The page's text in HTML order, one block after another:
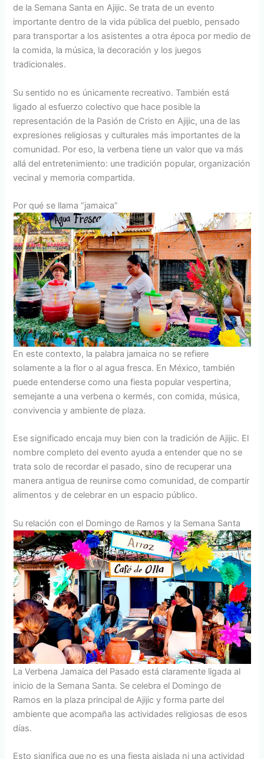
de la Semana Santa en Ajijic. Se trata de un evento
importante dentro de la vida pública del pueblo, pensado
para transportar a los asistentes a otra época por medio de
la comida, la música, la decoración y los juegos
tradicionales.
Su sentido no es únicamente recreativo. También está
ligado al esfuerzo colectivo que hace posible la
representación de la Pasión de Cristo en Ajijic, una de las
expresiones religiosas y culturales más importantes de la
comunidad. Por eso, la verbena tiene un valor que va más
allá del entretenimiento: une tradición popular, organización
vecinal y memoria compartida.
Por qué se llama “jamaica”
En este contexto, la palabra jamaica no se refiere
solamente a la flor o al agua fresca. En México, también
puede entenderse como una fiesta popular vespertina,
semejante a una verbena o kermés, con comida, música,
convivencia y ambiente de plaza.
Ese significado encaja muy bien con la tradición de Ajijic. El
nombre completo del evento ayuda a entender que no se
trata solo de recordar el pasado, sino de recuperar una
manera antigua de reunirse como comunidad, de compartir
alimentos y de celebrar en un espacio público.
Su relación con el Domingo de Ramos y la Semana Santa
La Verbena Jamaica del Pasado está claramente ligada al
inicio de la Semana Santa. Se celebra el Domingo de
Ramos en la plaza principal de Ajijic y forma parte del
ambiente que acompaña las actividades religiosas de esos
días.
Esto significa que no es una fiesta aislada ni una actividad